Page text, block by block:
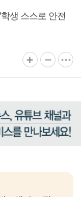
생 스스로 안전